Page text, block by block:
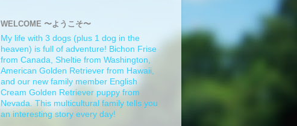
WELCOME 〜ようこそ〜
My life with 3 dogs (plus 1 dog in the
heaven) is full of adventure! Bichon Frise
from Canada, Sheltie from Washington,
American Golden Retriever from Hawaii,
and our new family member English
Cream Golden Retriever puppy from
Nevada. This multicultural family tells you
an interesting story every day!